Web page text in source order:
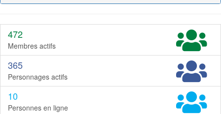
472
Membres actifs
365
Personnages actifs
10
Personnes en ligne